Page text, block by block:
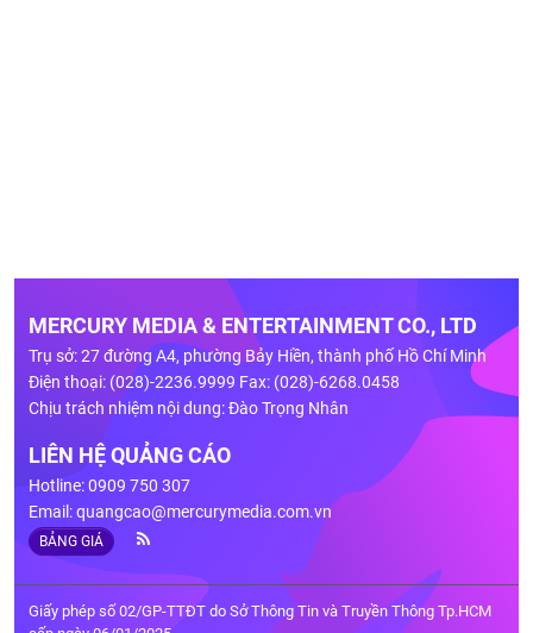
MERCURY MEDIA & ENTERTAINMENT CO., LTD
Trụ sở: 27 đường A4, phường Bảy Hiền, thành phố Hồ Chí Minh
Điện thoại: (028)-2236.9999 Fax: (028)-6268.0458
Chịu trách nhiệm nội dung: Đào Trọng Nhân
LIÊN HỆ QUẢNG CÁO
Hotline: 0909 750 307
Email:quangcao@mercurymedia.com.vn
BẢNG GIÁ
Giấy phép số 02/GP-TTĐT do Sở Thông Tin và Truyền Thông Tp.HCM